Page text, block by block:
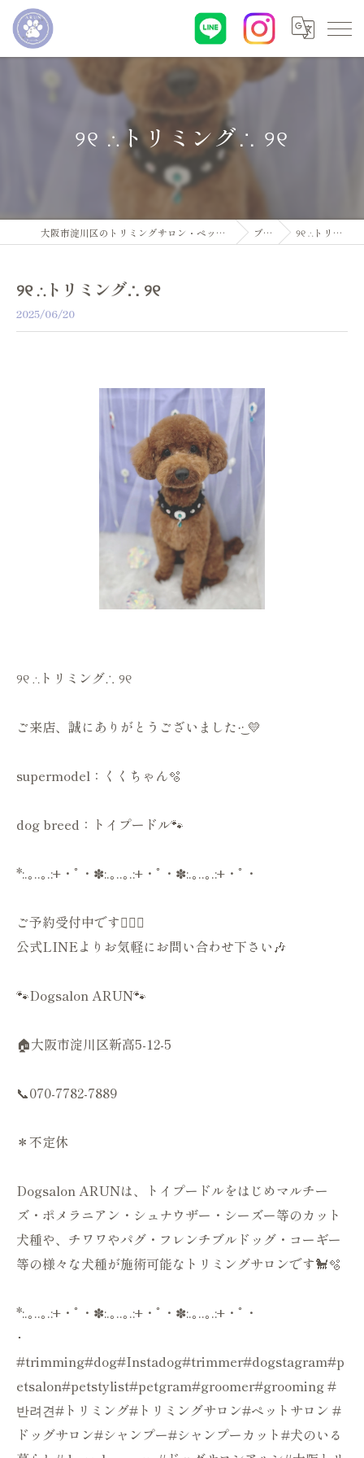
୨୧ ∴トリミング∴ ୨୧
大阪市淀川区のトリミングサロン・ペットサロンならDogsalon ARUN ブログ ୨୧ ∴トリミング∴ ୨୧
୨୧ ∴トリミング∴ ୨୧
2025/06/20
୨୧ ∴トリミング∴ ୨୧
ご来店、誠にありがとうございました‪·͜· 💛
supermodel：くくちゃん🫧
dog breed：トイプードル🐾
*:.｡..｡.:+・ﾟ・✽:.｡..｡.:+・ﾟ・✽:.｡..｡.:+・ﾟ・
ご予約受付中です💁🏻‍♀️
公式LINEよりお気軽にお問い合わせ下さい🎶
🐾Dogsalon ARUN🐾
🏠大阪市淀川区新高5-12-5
📞070-7782-7889
＊不定休
Dogsalon ARUNは、トイプードルをはじめマルチー
ズ・ポメラニアン・シュナウザー・シーズー等のカット
犬種や、チワワやパグ・フレンチブルドッグ・コーギー
等の様々な犬種が施術可能なトリミングサロンです🐩🫧
*:.｡..｡.:+・ﾟ・✽:.｡..｡.:+・ﾟ・✽:.｡..｡.:+・ﾟ・
･
#trimming#dog#Instadog#trimmer#dogstagram#p
etsalon#petstylist#petgram#groomer#grooming #
반려견#トリミング#トリミングサロン#ペットサロン #
ドッグサロン#シャンプー#シャンプーカット#犬のいる